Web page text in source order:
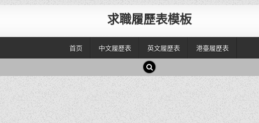
求職履歷表模板
首页 中文履歷表 英文履歷表 港臺履歷表